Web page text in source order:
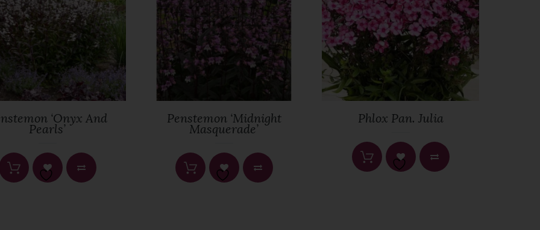
*
‘Onyx And
Pearls’
Penstemon ‘Midnight
Masquerade’
Phlox Pan. Julia